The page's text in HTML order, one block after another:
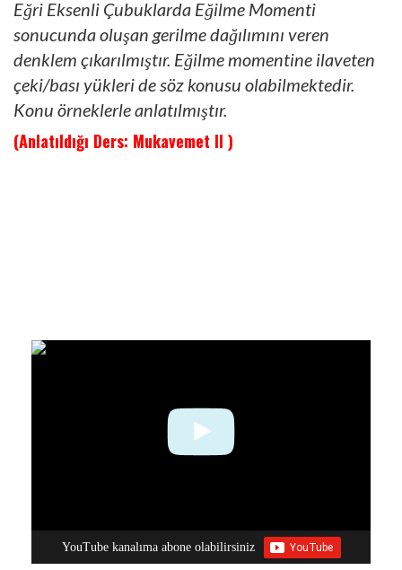
Eğri Eksenli Çubuklarda Eğilme Momenti
sonucunda oluşan gerilme dağılımını veren
denklem çıkarılmıştır. Eğilme momentine ilaveten
çeki/bası yükleri de söz konusu olabilmektedir.
Konu örneklerle anlatılmıştır.
(Anlatıldığı Ders: Mukavemet II )
YouTube kanalıma abone olabilirsiniz